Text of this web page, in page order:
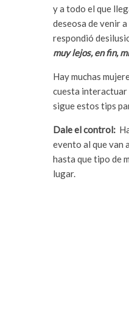
y a todo el que
deseosa de venir
respondió
muy lejos, en fin,
Hay muchas
cuesta interactuar
sigue estos tips
Dale el control:
evento al que van
hasta que tipo de
lugar.